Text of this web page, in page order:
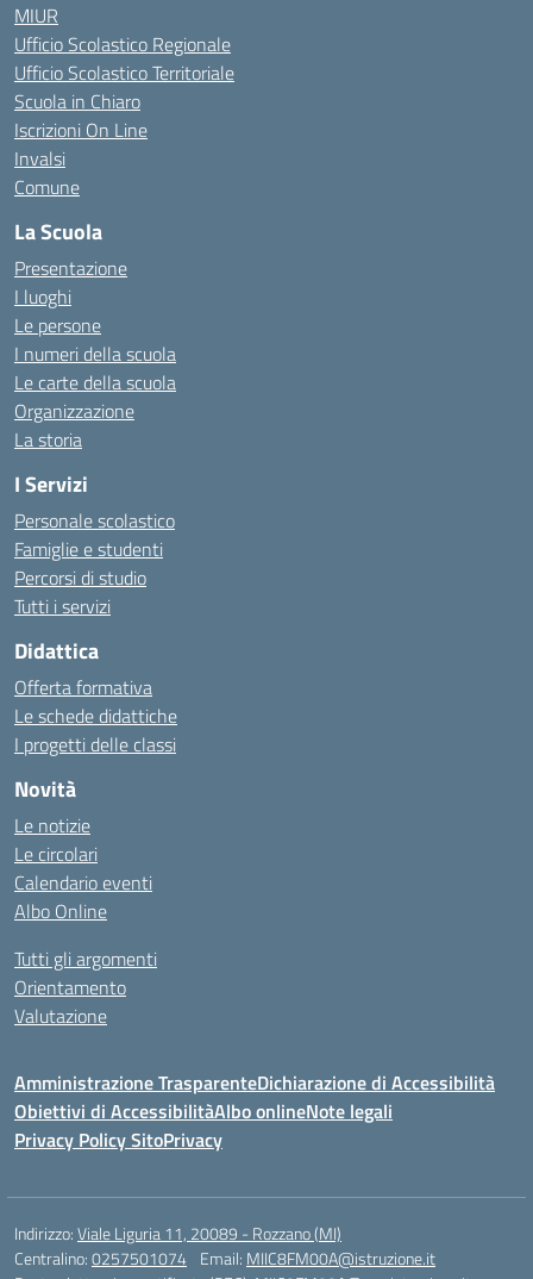
MIUR
Ufficio Scolastico Regionale
Ufficio Scolastico Territoriale
Scuola in Chiaro
Iscrizioni On Line
Invalsi
Comune
La Scuola
Presentazione
I luoghi
Le persone
I numeri della scuola
Le carte della scuola
Organizzazione
La storia
I Servizi
Personale scolastico
Famiglie e studenti
Percorsi di studio
Tutti i servizi
Didattica
Offerta formativa
Le schede didattiche
I progetti delle classi
Novità
Le notizie
Le circolari
Calendario eventi
Albo Online
Tutti gli argomenti
Orientamento
Valutazione
Amministrazione TrasparenteDichiarazione di Accessibilità
Obiettivi di AccessibilitàAlbo onlineNote legali
Privacy Policy SitoPrivacy
Indirizzo:Viale Liguria 11, 20089 - Rozzano (MI)
Centralino:0257501074 Email: MIIC8FM00A@istruzione.it